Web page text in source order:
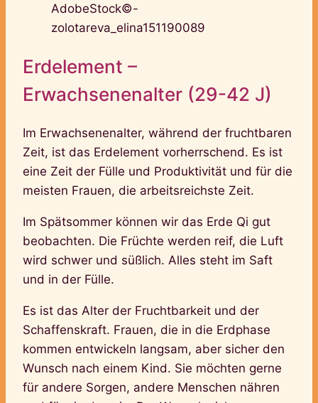
AdobeStock©-
zolotareva_elina151190089
Erdelement –
Erwachsenenalter (29-42 J)
Im Erwachsenenalter, während der fruchtbaren
Zeit, ist das Erdelement vorherrschend. Es ist
eine Zeit der Fülle und Produktivität und für die
meisten Frauen, die arbeitsreichste Zeit.
Im Spätsommer können wir das Erde Qi gut
beobachten. Die Früchte werden reif, die Luft
wird schwer und süßlich. Alles steht im Saft
und in der Fülle.
Es ist das Alter der Fruchtbarkeit und der
Schaffenskraft. Frauen, die in die Erdphase
kommen entwickeln langsam, aber sicher den
Wunsch nach einem Kind. Sie möchten gerne
für andere Sorgen, andere Menschen nähren